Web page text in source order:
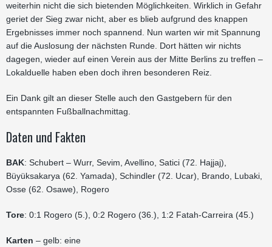
weiterhin nicht die sich bietenden Möglichkeiten. Wirklich in Gefahr
geriet der Sieg zwar nicht, aber es blieb aufgrund des knappen
Ergebnisses immer noch spannend. Nun warten wir mit Spannung
auf die Auslosung der nächsten Runde. Dort hätten wir nichts
dagegen, wieder auf einen Verein aus der Mitte Berlins zu treffen –
Lokalduelle haben eben doch ihren besonderen Reiz.
Ein Dank gilt an dieser Stelle auch den Gastgebern für den
entspannten Fußballnachmittag.
Daten und Fakten
BAK: Schubert – Wurr, Sevim, Avellino, Satici (72. Hajjaj),
Büyüksakarya (62. Yamada), Schindler (72. Ucar), Brando, Lubaki,
Osse (62. Osawe), Rogero
Tore: 0:1 Rogero (5.), 0:2 Rogero (36.), 1:2 Fatah-Carreira (45.)
Karten – gelb: eine